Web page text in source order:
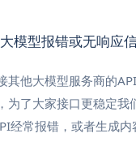
模型报错或无响应
其他大模型服务商的
为了大家接口更稳定我
经常报错，或者生成